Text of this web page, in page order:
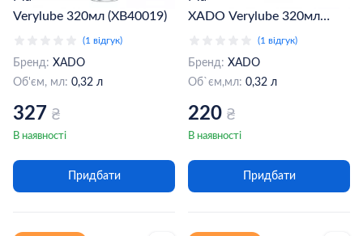
Verylube 320мл (XB40019)
(1 відгук)
Бренд: XADO
Об'єм, мл: 0,32 л
327 ₴
В наявності
Придбати
XADO Verylube 320мл
(балон 405мл) (XB40018)
(1 відгук)
Бренд: XADO
Об`єм,мл: 0,32 л
220 ₴
В наявності
Придбати